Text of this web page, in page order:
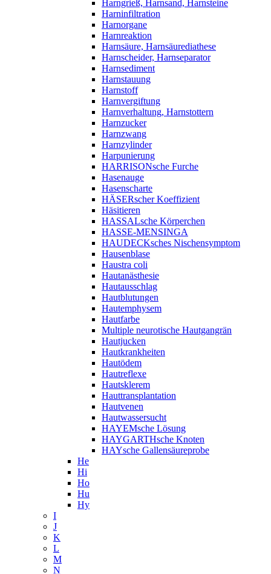
Harngrieß, Harnsand, Harnsteine
Harninfiltration
Harnorgane
Harnreaktion
Harnsäure, Harnsäurediathese
Harnscheider, Harnseparator
Harnsediment
Harnstauung
Harnstoff
Harnvergiftung
Harnverhaltung, Harnstottern
Harnzucker
Harnzwang
Harnzylinder
Harpunierung
HARRISONsche Furche
Hasenauge
Hasenscharte
HÄSERscher Koeffizient
Häsitieren
HASSALsche Körperchen
HASSE-MENSINGA
HAUDECKsches Nischensymptom
Hausenblase
Haustra coli
Hautanästhesie
Hautausschlag
Hautblutungen
Hautemphysem
Hautfarbe
Multiple neurotische Hautgangrän
Hautjucken
Hautkrankheiten
Hautödem
Hautreflexe
Hautsklerem
Hauttransplantation
Hautvenen
Hautwassersucht
HAYEMsche Lösung
HAYGARTHsche Knoten
HAYsche Gallensäureprobe
He
Hi
Ho
Hu
Hy
I
J
K
L
M
N